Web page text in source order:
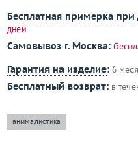
Бесплатная примерка при
дней
Самовывоз г. Москва:
Гарантия на изделие: 6
Бесплатный возврат: в
анималистика